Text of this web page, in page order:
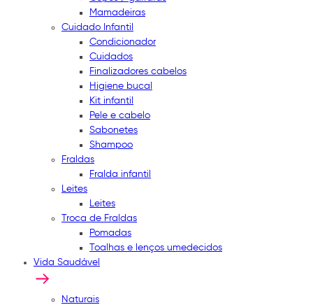
Mamadeiras
Cuidado Infantil
Condicionador
Cuidados
Finalizadores cabelos
Higiene bucal
Kit infantil
Pele e cabelo
Sabonetes
Shampoo
Fraldas
Fralda infantil
Leites
Leites
Troca de Fraldas
Pomadas
Toalhas e lenços umedecidos
Vida Saudável
Naturais